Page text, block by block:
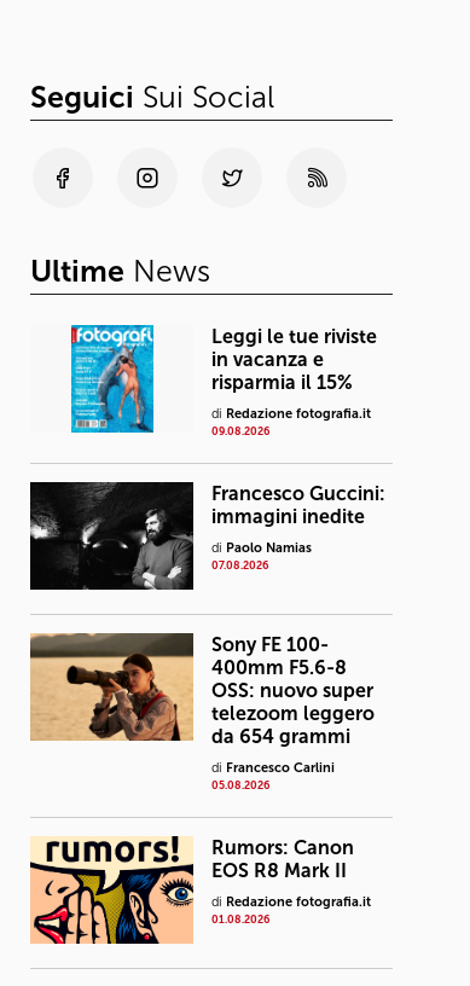
Seguici Sui Social
Ultime News
Leggi le tue riviste
in vacanza e
risparmia il 15%
di Redazione fotografia.it
09.08.2026
Francesco Guccini:
immagini inedite
di Paolo Namias
07.08.2026
Sony FE 100-
400mm F5.6-8
OSS: nuovo super
telezoom leggero
da 654 grammi
di Francesco Carlini
05.08.2026
Rumors: Canon
EOS R8 Mark II
di Redazione fotografia.it
01.08.2026